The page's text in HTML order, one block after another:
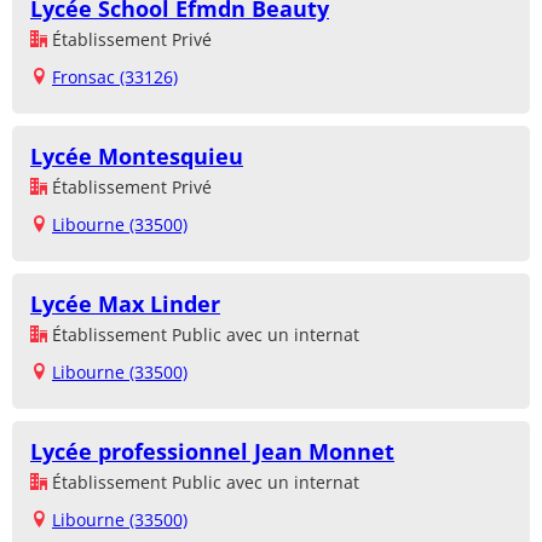
Lycée School Efmdn Beauty
Établissement Privé
Fronsac (33126)
Lycée Montesquieu
Établissement Privé
Libourne (33500)
Lycée Max Linder
Établissement Public avec un internat
Libourne (33500)
Lycée professionnel Jean Monnet
Établissement Public avec un internat
Libourne (33500)